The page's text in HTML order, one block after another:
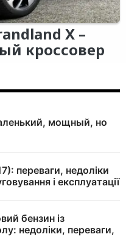
X –
кроссовер
мощный, но
переваги, недоліки
і експлуатації
бензин із
недоліки, переваги,